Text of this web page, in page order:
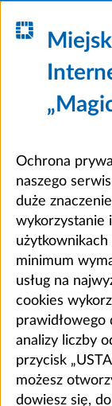
Ochrona
naszego
duże
wykorzystanie
minimum
usług na
cookies
prawidłowego
analizy liczby
przycisk
możesz
dowiesz się,